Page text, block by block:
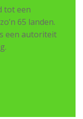
tot een
65 landen.
een autoriteit